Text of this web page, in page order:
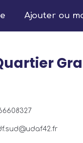
Ajouter ou